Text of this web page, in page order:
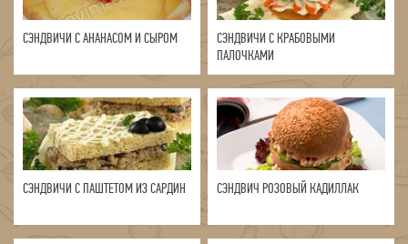
СЭНДВИЧИ С АНАНАСОМ И СЫРОМ
СЭНДВИЧИ С КРАБОВЫМИ
ПАЛОЧКАМИ
СЭНДВИЧИ С ПАШТЕТОМ ИЗ САРДИН СЭНДВИЧ РОЗОВЫЙ КАДИЛЛАК